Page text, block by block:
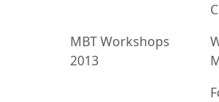
MBT Workshops
2013